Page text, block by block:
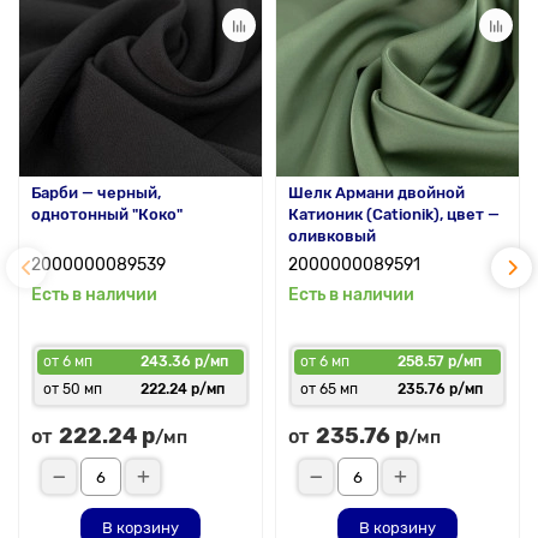
Барби — черный,
однотонный "Коко"
2000000089539
Есть в наличии
от 6 мп
243.36 р/мп
от 50 мп
222.24 р/мп
от 222.24 р/мп
В корзину
Шелк Армани двойной
Катионик (Cationik), цвет —
оливковый
2000000089591
Есть в наличии
от 6 мп
258.57 р/мп
от 65 мп
235.76 р/мп
от 235.76 р/мп
В корзину